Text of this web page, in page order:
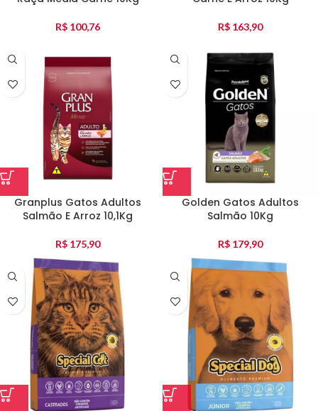
R$ 100,76 R$ 163,90
Granplus Gatos Adultos
Salmão E Arroz 10,1Kg
R$ 175,90
Golden Gatos Adultos
Salmão 10Kg
R$ 179,90